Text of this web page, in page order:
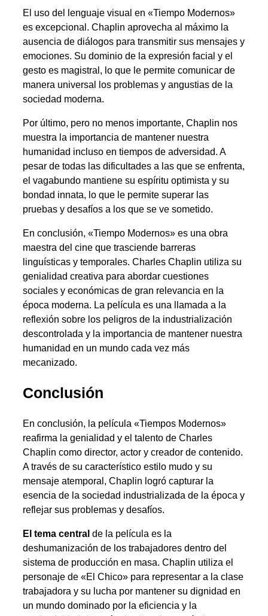
El uso del lenguaje visual en «Tiempo Modernos»
es excepcional. Chaplin aprovecha al máximo la
ausencia de diálogos para transmitir sus mensajes y
emociones. Su dominio de la expresión facial y el
gesto es magistral, lo que le permite comunicar de
manera universal los problemas y angustias de la
sociedad moderna.
Por último, pero no menos importante, Chaplin nos
muestra la importancia de mantener nuestra
humanidad incluso en tiempos de adversidad. A
pesar de todas las dificultades a las que se enfrenta,
el vagabundo mantiene su espíritu optimista y su
bondad innata, lo que le permite superar las
pruebas y desafíos a los que se ve sometido.
En conclusión, «Tiempo Modernos» es una obra
maestra del cine que trasciende barreras
linguísticas y temporales. Charles Chaplin utiliza su
genialidad creativa para abordar cuestiones
sociales y económicas de gran relevancia en la
época moderna. La película es una llamada a la
reflexión sobre los peligros de la industrialización
descontrolada y la importancia de mantener nuestra
humanidad en un mundo cada vez más
mecanizado.
Conclusión
En conclusión, la película «Tiempos Modernos»
reafirma la genialidad y el talento de Charles
Chaplin como director, actor y creador de contenido.
A través de su característico estilo mudo y su
mensaje atemporal, Chaplin logró capturar la
esencia de la sociedad industrializada de la época y
reflejar sus problemas y desafíos.
El tema central de la película es la
deshumanización de los trabajadores dentro del
sistema de producción en masa. Chaplin utiliza el
personaje de «El Chico» para representar a la clase
trabajadora y su lucha por mantener su dignidad en
un mundo dominado por la eficiencia y la